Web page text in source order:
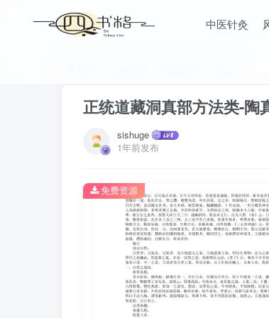
中医针灸
正统道藏洞真部方法类-陶
sishuge
1年前发布
免费资源